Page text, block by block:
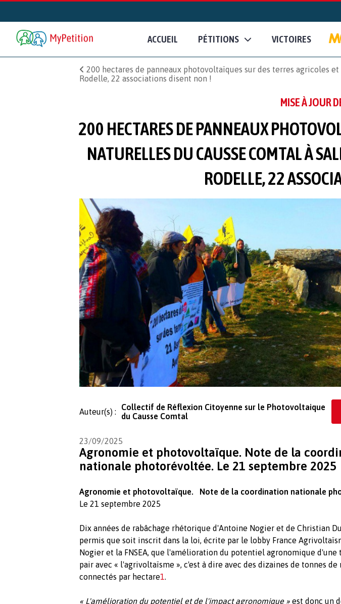
ACCUEIL PÉTITIONS VICTOIRES
200 hectares de panneaux photovoltaïques sur des terres agricoles
Rodelle, 22 associations disent non !
MISE À JOUR
200 HECTARES DE PANNEAUX
NATURELLES DU CAUSSE COMTAL À
RODELLE, 22
Auteur(s) :
Collectif de Réflexion Citoyenne sur le Photovoltaique
du Causse Comtal
23/09/2025
Agronomie et photovoltaïque. Note de la
nationale photorévoltée. Le 21 septembre 2025
Agronomie et photovoltaïque.
Note de la coordination nationale
Le 21 septembre 2025
Dix années de rabâchage rhétorique d'Antoine Nogier et de Christian
permis que soit inscrit dans la loi, écrite par le lobby France
Nogier et la FNSEA, que l'amélioration du potentiel agronomique
pair avec « l'agrivoltaïsme », c'est à dire avec des dizaines de tonnes de
connectés par hectare1.
« L'amélioration du potentiel et de l'impact agronomique » est donc un